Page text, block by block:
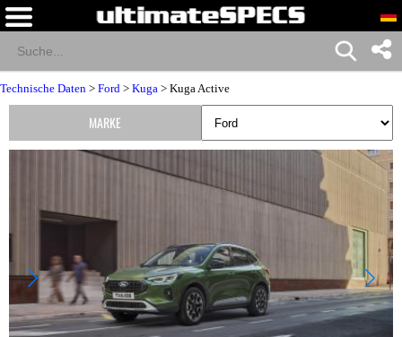
Technische Daten > Ford > Kuga > Kuga Active
MARKE